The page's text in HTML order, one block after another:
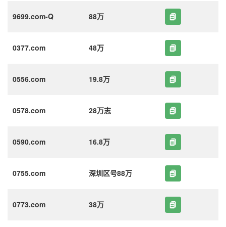
9699.com-Q 88万
0377.com 48万
0556.com 19.8万
0578.com 28万志
0590.com 16.8万
0755.com 深圳区号88万
0773.com 38万